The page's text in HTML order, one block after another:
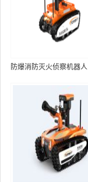
防爆消防灭火侦察机器